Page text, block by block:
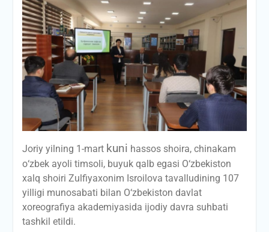
Joriy yilning 1-mart kuni hassos shoira, chinakam
о‘zbek ayoli timsoli, buyuk qalb egasi О‘zbekiston
xalq shoiri Zulfiyaxonim Isroilova tavalludining 107
yilligi munosabati bilan О‘zbekiston davlat
xoreografiya akademiyasida ijodiy davra suhbati
tashkil etildi.